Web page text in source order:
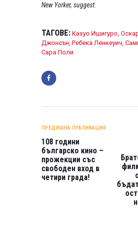
New Yorker, suggest.
ТАГОВЕ: Казуо Ишигуро,
Джонсън, Ребека Ленкеуич,
Сара Поли
ПРЕДИШНА ПУБЛИКАЦИЯ
108 години
българско кино –
прожекции със
свободен вход в
четири града!